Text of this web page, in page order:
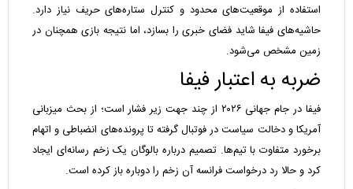
استفاده از موقعیت‌های محدود و کنترل ستاره‌های حریف نیاز دارد.
حاشیه‌های فیفا شاید فضای خبری را بسازد، اما نتیجه بازی همچنان در
زمین مشخص می‌شود.
ضربه به اعتبار فیفا
فیفا در جام جهانی ۲۰۲۶ از چند جهت زیر فشار است؛ از بحث میزبانی
آمریکا و دخالت سیاست در فوتبال گرفته تا پرونده‌های انضباطی و اتهام
برخورد متفاوت با تیم‌ها. تصمیم درباره بالوگان یک زخم رسانه‌ای ایجاد
کرد و حالا رد درخواست فرانسه آن زخم را دوباره باز کرده است.